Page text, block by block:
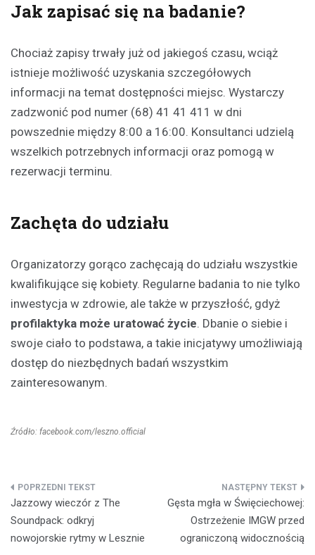
Jak zapisać się na badanie?
Chociaż zapisy trwały już od jakiegoś czasu, wciąż
istnieje możliwość uzyskania szczegółowych
informacji na temat dostępności miejsc. Wystarczy
zadzwonić pod numer (68) 41 41 411 w dni
powszednie między 8:00 a 16:00. Konsultanci udzielą
wszelkich potrzebnych informacji oraz pomogą w
rezerwacji terminu.
Zachęta do udziału
Organizatorzy gorąco zachęcają do udziału wszystkie
kwalifikujące się kobiety. Regularne badania to nie tylko
inwestycja w zdrowie, ale także w przyszłość, gdyż
profilaktyka może uratować życie. Dbanie o siebie i
swoje ciało to podstawa, a takie inicjatywy umożliwiają
dostęp do niezbędnych badań wszystkim
zainteresowanym.
Źródło: facebook.com/leszno.official
Nawigacja
wpisu
Jazzowy wieczór z The
Soundpack: odkryj
nowojorskie rytmy w Lesznie
Gęsta mgła w Święciechowej:
Ostrzeżenie IMGW przed
ograniczoną widocznością